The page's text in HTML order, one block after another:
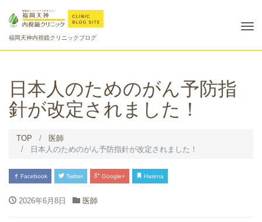
福岡天神内視鏡クリニックブログ
日本人のためのがん予防指
針が改定されました！
TOP
医師
日本人のためのがん予防指針が改定されました！
Facebook Twitter Google+ Hatena
2026年6月8日 医師